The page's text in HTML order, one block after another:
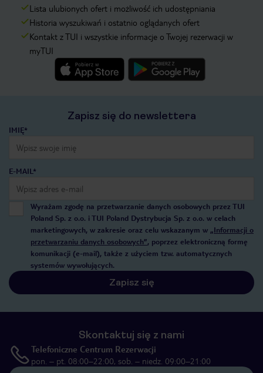
Lista ulubionych ofert i możliwość ich udostępniania
Historia wyszukiwań i ostatnio oglądanych ofert
Kontakt z TUI i wszystkie informacje o Twojej rezerwacji w
myTUI
Zapisz się do newslettera
IMIĘ*
E-MAIL*
Wyrażam zgodę na przetwarzanie danych osobowych przez TUI
Poland Sp. z o.o. i TUI Poland Dystrybucja Sp. z o.o. w celach
marketingowych, w zakresie oraz celu wskazanym w „Informacji o
przetwarzaniu danych osobowych”, poprzez elektroniczną formę
komunikacji (e-mail), także z użyciem tzw. automatycznych
systemów wywołujących.
Zapisz się
Skontaktuj się z nami
Telefoniczne Centrum Rezerwacji
pon. – pt. 08:00–22:00, sob. – niedz. 09:00–21:00